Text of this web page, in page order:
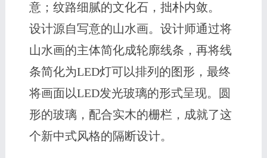
意；纹路细腻的文化石，拙朴内敛。
设计源自写意的山水画。设计师通过将
山水画的主体简化成轮廓线条，再将线
条简化为LED灯可以排列的图形，最终
将画面以LED发光玻璃的形式呈现。圆
形的玻璃，配合实木的栅栏，成就了这
个新中式风格的隔断设计。